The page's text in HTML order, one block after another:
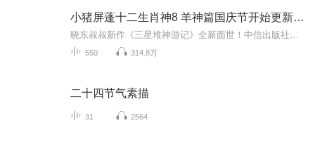
小猪屏蓬十二生肖神8 羊神篇国庆节开始更新啦！
550 314.8万
二十四节气素描
31 2564